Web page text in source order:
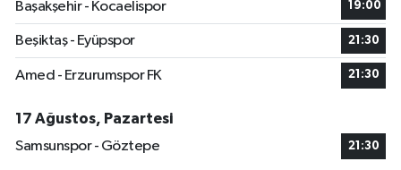
Başakşehir - Kocaelispor 19:00
Beşiktaş - Eyüpspor 21:30
Amed - Erzurumspor FK 21:30
17 Ağustos, Pazartesi
Samsunspor - Göztepe
21:30